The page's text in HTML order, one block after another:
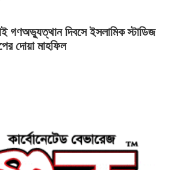
গণঅভ্যুত্থান দিবসে ইসলামিক স্টাডিজ
দোয়া মাহফিল